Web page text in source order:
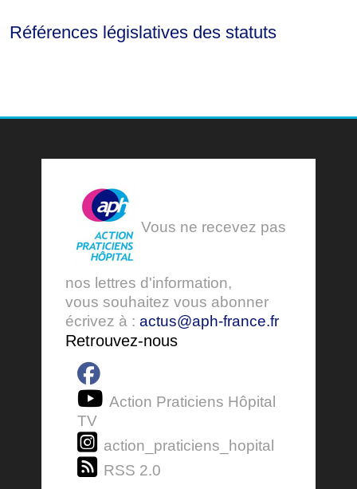
Références législatives des statuts
Vous ne recevez pas
nos lettres d'information,
vous souhaitez vous abonner
écrivez à : actus@aph-france.fr
Retrouvez-nous
Action Praticiens Hôpital
TV
action_praticiens_hopital
RSS 2.0